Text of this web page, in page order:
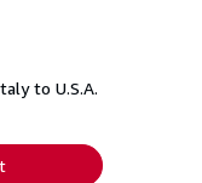
to U.S.A.